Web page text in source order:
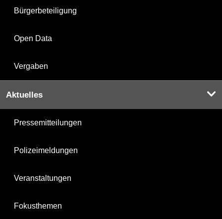
Bürgerbeteiligung
Open Data
Vergaben
Aktuelles
Pressemitteilungen
Polizeimeldungen
Veranstaltungen
Fokusthemen